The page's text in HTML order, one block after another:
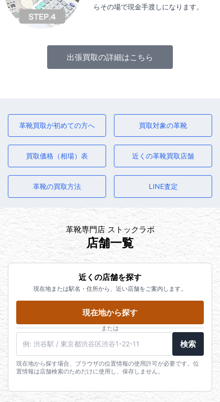
らその場で現金手渡しになります。
出張買取の詳細はこちら
革靴買取が初めての方へ 買取対象の革靴
買取価格（相場）表 近くの革靴買取店舗
革靴の買取方法 LINE査定
革靴専門店 ストックラボ
店舗一覧
近くの店舗を探す
現在地または駅名・住所から、近い店舗をご案内します。
現在地から探す
または
検索
現在地から探す場合、ブラウザの位置情報の使用許可が必要です。位
置情報は店舗検索のためだけに使用し、保存しません。